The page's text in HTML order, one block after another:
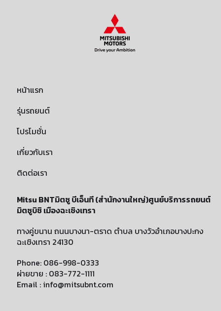
หน้าแรก
รุ่นรถยนต์
โปรโมชั่น
เกี่ยวกับเรา
ติดต่อเรา
Mitsu BNTมิตซู บีเอ็นที (สำนักงานใหญ่)ศูนย์บริการรถยนต์
มิตซูบิชิ เมืองฉะเชิงเทรา
ทางคู่ขนาน ถนนบางนา-ตราด ตำบล บางวัวอำเภอบางปะกง
ฉะเชิงเทรา 24130
Phone: 086-998-0333
ผ่ายขาย : 083-772-1111
Email : info@mitsubnt.com